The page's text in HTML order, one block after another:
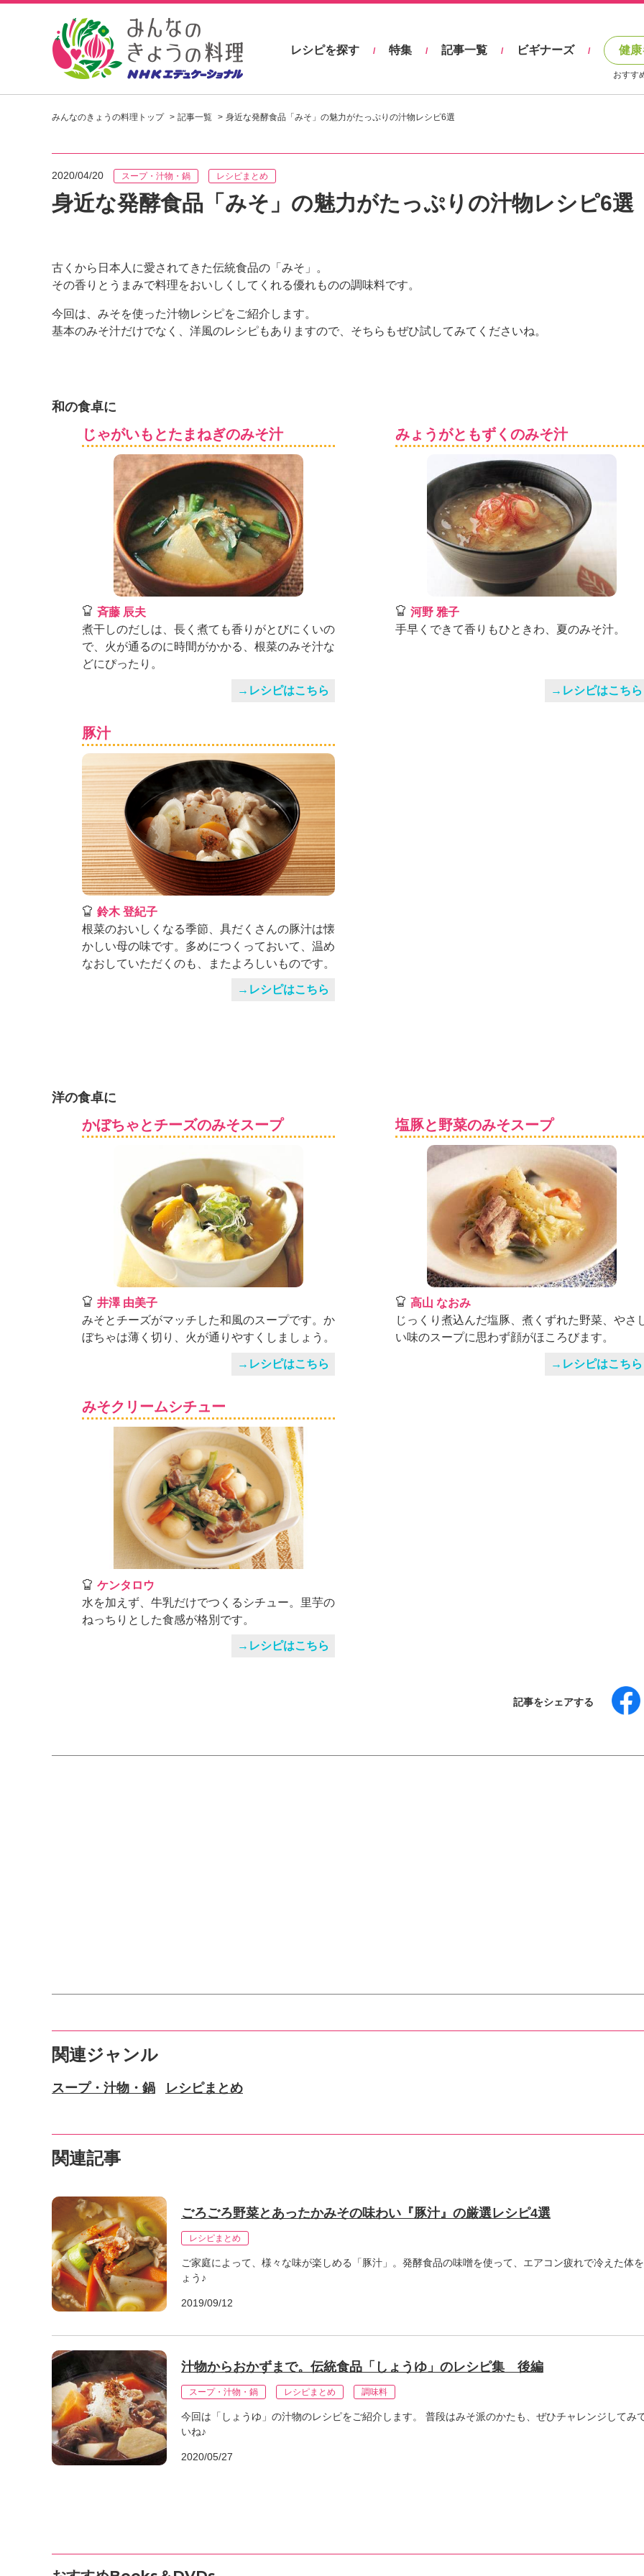
し
ピ
を
見
う
。
H
K
ョ
ナ
ル
「
み
ん
な
の
き
ょ
う
理
」
レシピを探す / 特集 / 記事一覧 / ビギナーズ / 健
おすす
みんなのきょうの料理トップ 記事一覧 身近な発酵食品「みそ」の魅力がたっぷりの汁物レシピ6選
2020/04/20 スープ・汁物・鍋 レシピまとめ
身近な発酵食品「みそ」の魅力がたっぷりの汁物レシピ6選
古くから日本人に愛されてきた伝統食品の「みそ」。
その香りとうまみで料理をおいしくしてくれる優れものの調味料です。
今回は、みそを使った汁物レシピをご紹介します。
基本のみそ汁だけでなく、洋風のレシピもありますので、そちらもぜひ試してみてくださいね。
和の食卓に
じゃがいもとたまねぎのみそ汁
斉藤 辰夫
煮干しのだしは、長く煮ても香りがとびにくいの
で、火が通るのに時間がかかる、根菜のみそ汁な
どにぴったり。
→レシピはこちら
みょうがともずくのみそ汁
河野 雅子
手早くできて香りもひときわ、夏のみそ汁。
→レシピはこちら
豚汁
鈴木 登紀子
根菜のおいしくなる季節、具だくさんの豚汁は懐
かしい母の味です。多めにつくっておいて、温め
なおしていただくのも、またよろしいものです。
→レシピはこちら
洋の食卓に
かぼちゃとチーズのみそスープ
井澤 由美子
みそとチーズがマッチした和風のスープです。か
ぼちゃは薄く切り、火が通りやすくしましょう。
→レシピはこちら
塩豚と野菜のみそスープ
高山 なおみ
じっくり煮込んだ塩豚、煮くずれた野菜、やさ
い味のスープに思わず顔がほころびます。
→レシピはこちら
みそクリームシチュー
ケンタロウ
水を加えず、牛乳だけでつくるシチュー。里芋の
ねっちりとした食感が格別です。
→レシピはこちら
記事をシェアする
関連ジャンル
スープ・汁物・鍋 レシピまとめ
関連記事
ごろごろ野菜とあったかみその味わい『豚汁』の厳選レシピ4選
レシピまとめ
ご家庭によって、様々な味が楽しめる「豚汁」。発酵食品の味噌を使って、エアコン疲れで冷えた体
ょう♪
2019/09/12
汁物からおかずまで。伝統食品「しょうゆ」のレシピ集 後編
スープ・汁物・鍋 レシピまとめ 調味料
今回は「しょうゆ」の汁物のレシピをご紹介します。 普段はみそ派のかたも、ぜひチャレンジしてみ
いね♪
2020/05/27